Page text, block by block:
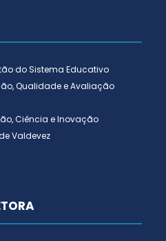
do Sistema Educativo
Qualidade e Avaliação
Ciência e Inovação
Valdevez